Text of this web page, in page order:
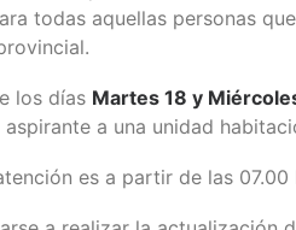
todas aquellas personas
los días Martes 18 y
a una unidad
es a partir de las